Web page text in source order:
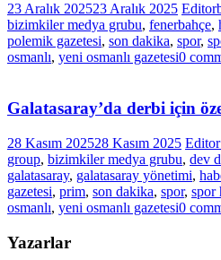
23 Aralık 202523 Aralık 2025 Editor
bizimkiler medya grubu, fenerbahçe,
polemik gazetesi, son dakika, spor,
osmanlı, yeni osmanlı gazetesi0
Galatasaray’da derbi için
28 Kasım 202528 Kasım 2025 Editor
group, bizimkiler medya grubu, dev
galatasaray, galatasaray yönetimi,
gazetesi, prim, son dakika, spor, spor
osmanlı, yeni osmanlı gazetesi0
Yazarlar